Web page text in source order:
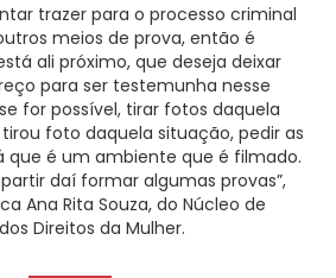
trazer para o processo criminal
meios de prova, então é
ali próximo, que deseja deixar
para ser testemunha nesse
for possível, tirar fotos daquela
foto daquela situação, pedir as
que é um ambiente que é filmado.
daí formar algumas provas”,
Ana Rita Souza, do Núcleo de
Direitos da Mulher.